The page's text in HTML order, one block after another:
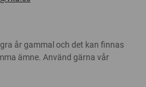
år gammal och det kan finnas
ämne. Använd gärna vår